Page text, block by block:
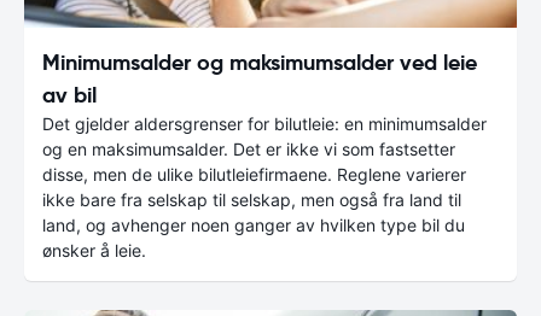
Minimumsalder og maksimumsalder ved leie
av bil
Det gjelder aldersgrenser for bilutleie: en minimumsalder
og en maksimumsalder. Det er ikke vi som fastsetter
disse, men de ulike bilutleiefirmaene. Reglene varierer
ikke bare fra selskap til selskap, men også fra land til
land, og avhenger noen ganger av hvilken type bil du
ønsker å leie.